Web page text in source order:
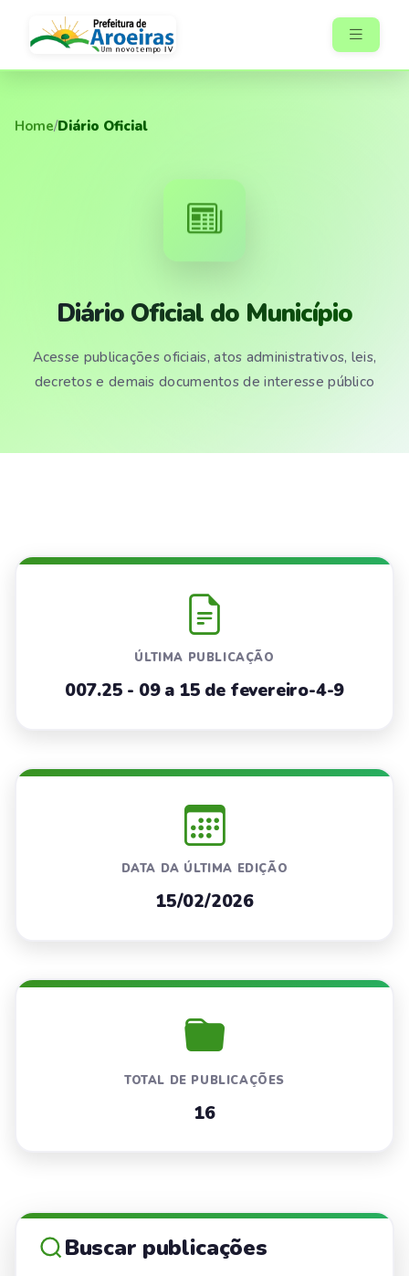
Home/Diário Oficial
Diário Oficial do Município
Acesse publicações oficiais, atos administrativos, leis,
decretos e demais documentos de interesse público
ÚLTIMA PUBLICAÇÃO
007.25 - 09 a 15 de fevereiro-4-9
DATA DA ÚLTIMA EDIÇÃO
15/02/2026
TOTAL DE PUBLICAÇÕES
16
Buscar publicações